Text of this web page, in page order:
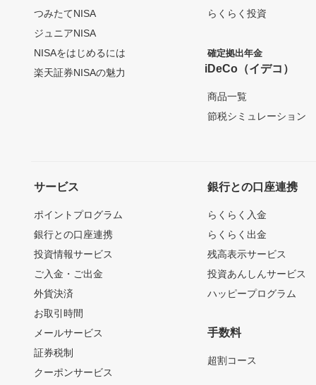
つみたてNISA
ジュニアNISA
NISAをはじめるには
楽天証券NISAの魅力
らくらく投資
確定拠出年金
iDeCo（イデコ）
商品一覧
節税シミュレーション
サービス
ポイントプログラム
銀行との口座連携
投資情報サービス
ご入金・ご出金
外貨決済
お取引時間
メールサービス
証券税制
クーポンサービス
銀行との口座連携
らくらく入金
らくらく出金
残高表示サービス
投資あんしんサービス
ハッピープログラム
手数料
超割コース